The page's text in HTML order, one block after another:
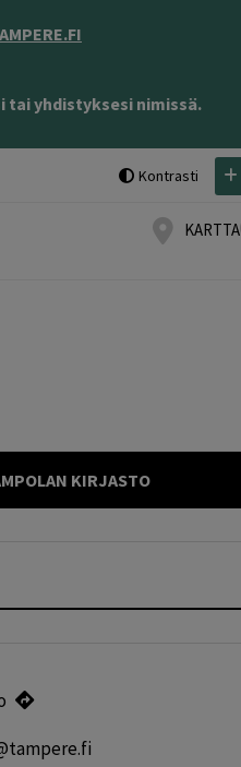
tai yhdistyksesi nimissä.
Kontrasti
KARTTA
KIRJASTO